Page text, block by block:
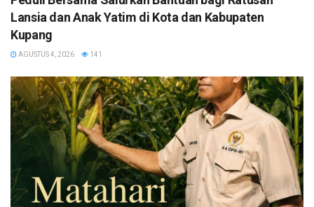
Lansia dan Anak Yatim di Kota dan Kabupaten
Kupang
AGUSTUS 4, 2026 141